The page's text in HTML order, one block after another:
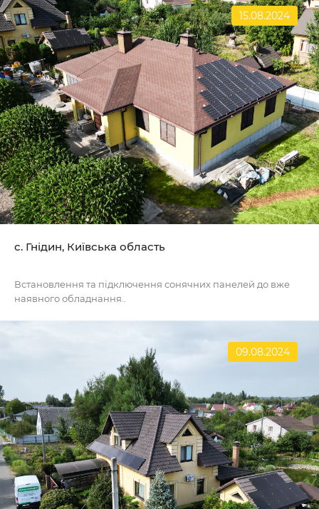
15.08.2024
с. Гнідин, Київська область
Встановлення та підключення сонячних панелей до вже
наявного обладнання..
09.08.2024